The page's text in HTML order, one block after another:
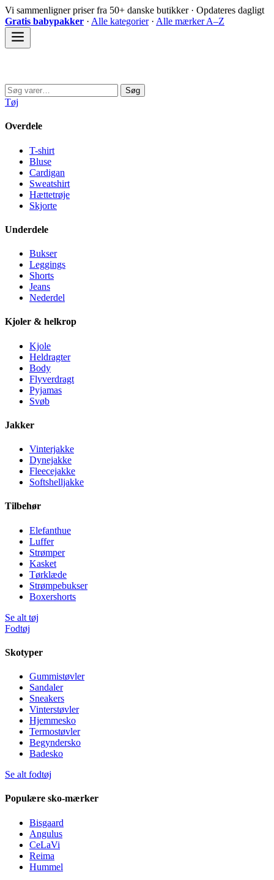
Spring
til
indhold
Vi sammenligner priser fra 50+ danske butikker · Opdateres dagligt
Gratis babypakker · Alle kategorier· Alle mærker A–Z
Søg
efter:
Søg
Tøj
Overdele
T-shirt
Bluse
Cardigan
Sweatshirt
Hættetrøje
Skjorte
Underdele
Bukser
Leggings
Shorts
Jeans
Nederdel
Kjoler & helkrop
Kjole
Heldragter
Body
Flyverdragt
Pyjamas
Svøb
Jakker
Vinterjakke
Dynejakke
Fleecejakke
Softshelljakke
Tilbehør
Elefanthue
Luffer
Strømper
Kasket
Tørklæde
Strømpebukser
Boxershorts
Se alt tøj
Fodtøj
Skotyper
Gummistøvler
Sandaler
Sneakers
Vinterstøvler
Hjemmesko
Termostøvler
Begyndersko
Badesko
Se alt fodtøj
Populære sko-mærker
Bisgaard
Angulus
CeLaVi
Reima
Hummel